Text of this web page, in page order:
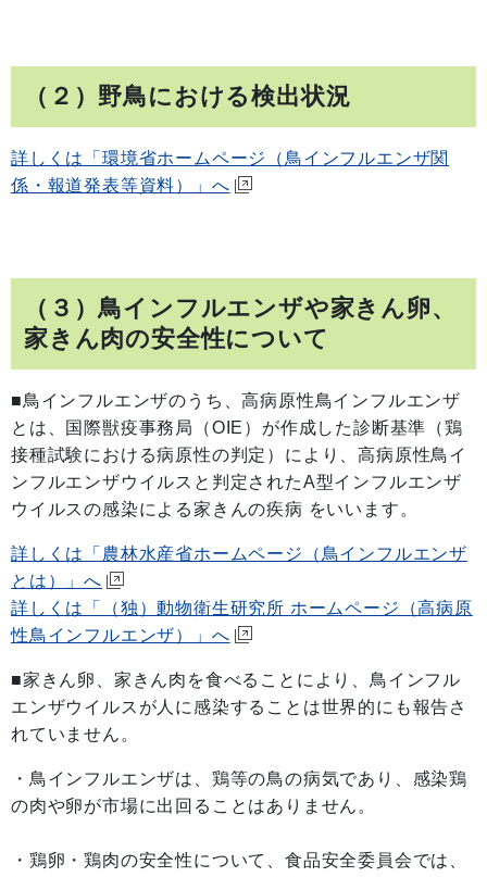
（２）野鳥における検出状況
詳しくは「環境省ホームページ（鳥インフルエンザ関
係・報道発表等資料）」へ
（３）鳥インフルエンザや家きん卵、
家きん肉の安全性について
■鳥インフルエンザのうち、高病原性鳥インフルエンザ
とは、国際獣疫事務局（OIE）が作成した診断基準（鶏
接種試験における病原性の判定）により、高病原性鳥イ
ンフルエンザウイルスと判定されたA型インフルエンザ
ウイルスの感染による家きんの疾病 をいいます。
詳しくは「農林水産省ホームページ（鳥インフルエンザ
とは）」へ
詳しくは「（独）動物衛生研究所 ホームページ（高病原
性鳥インフルエンザ）」へ
■家きん卵、家きん肉を食べることにより、鳥インフル
エンザウイルスが人に感染することは世界的にも報告さ
れていません。
・鳥インフルエンザは、鶏等の鳥の病気であり、感染鶏
の肉や卵が市場に出回ることはありません。
・鶏卵・鶏肉の安全性について、食品安全委員会では、